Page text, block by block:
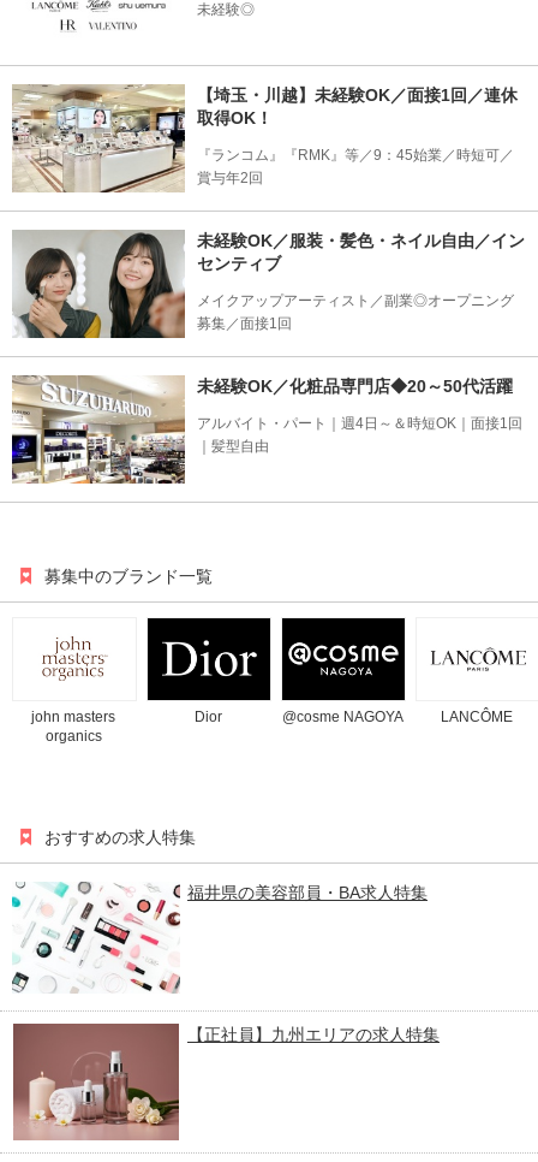
未経験◎
【埼玉・川越】未経験OK／面接1回／連休
取得OK！
『ランコム』『RMK』等／9：45始業／時短可／
賞与年2回
未経験OK／服装・髪色・ネイル自由／イン
センティブ
メイクアップアーティスト／副業◎オープニング
募集／面接1回
未経験OK／化粧品専門店◆20～50代活躍
アルバイト・パート｜週4日～＆時短OK｜面接1回
｜髪型自由
募集中のブランド一覧
john masters
organics
Dior @cosme NAGOYA LANCÔME
おすすめの求人特集
福井県の美容部員・BA求人特集
【正社員】九州エリアの求人特集